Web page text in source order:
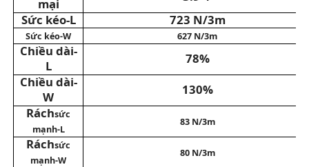
Da nhân tạo
Vải bọc ghế sofa
mại
Sức kéo-L
723 N/3m
Sức kéo-W 627 N/3m
Chiều dài-
L
78%
Chiều dài-
W
130%
Ráchsức
mạnh-L
83 N/3m
Ráchsức
mạnh-W
80 N/3m